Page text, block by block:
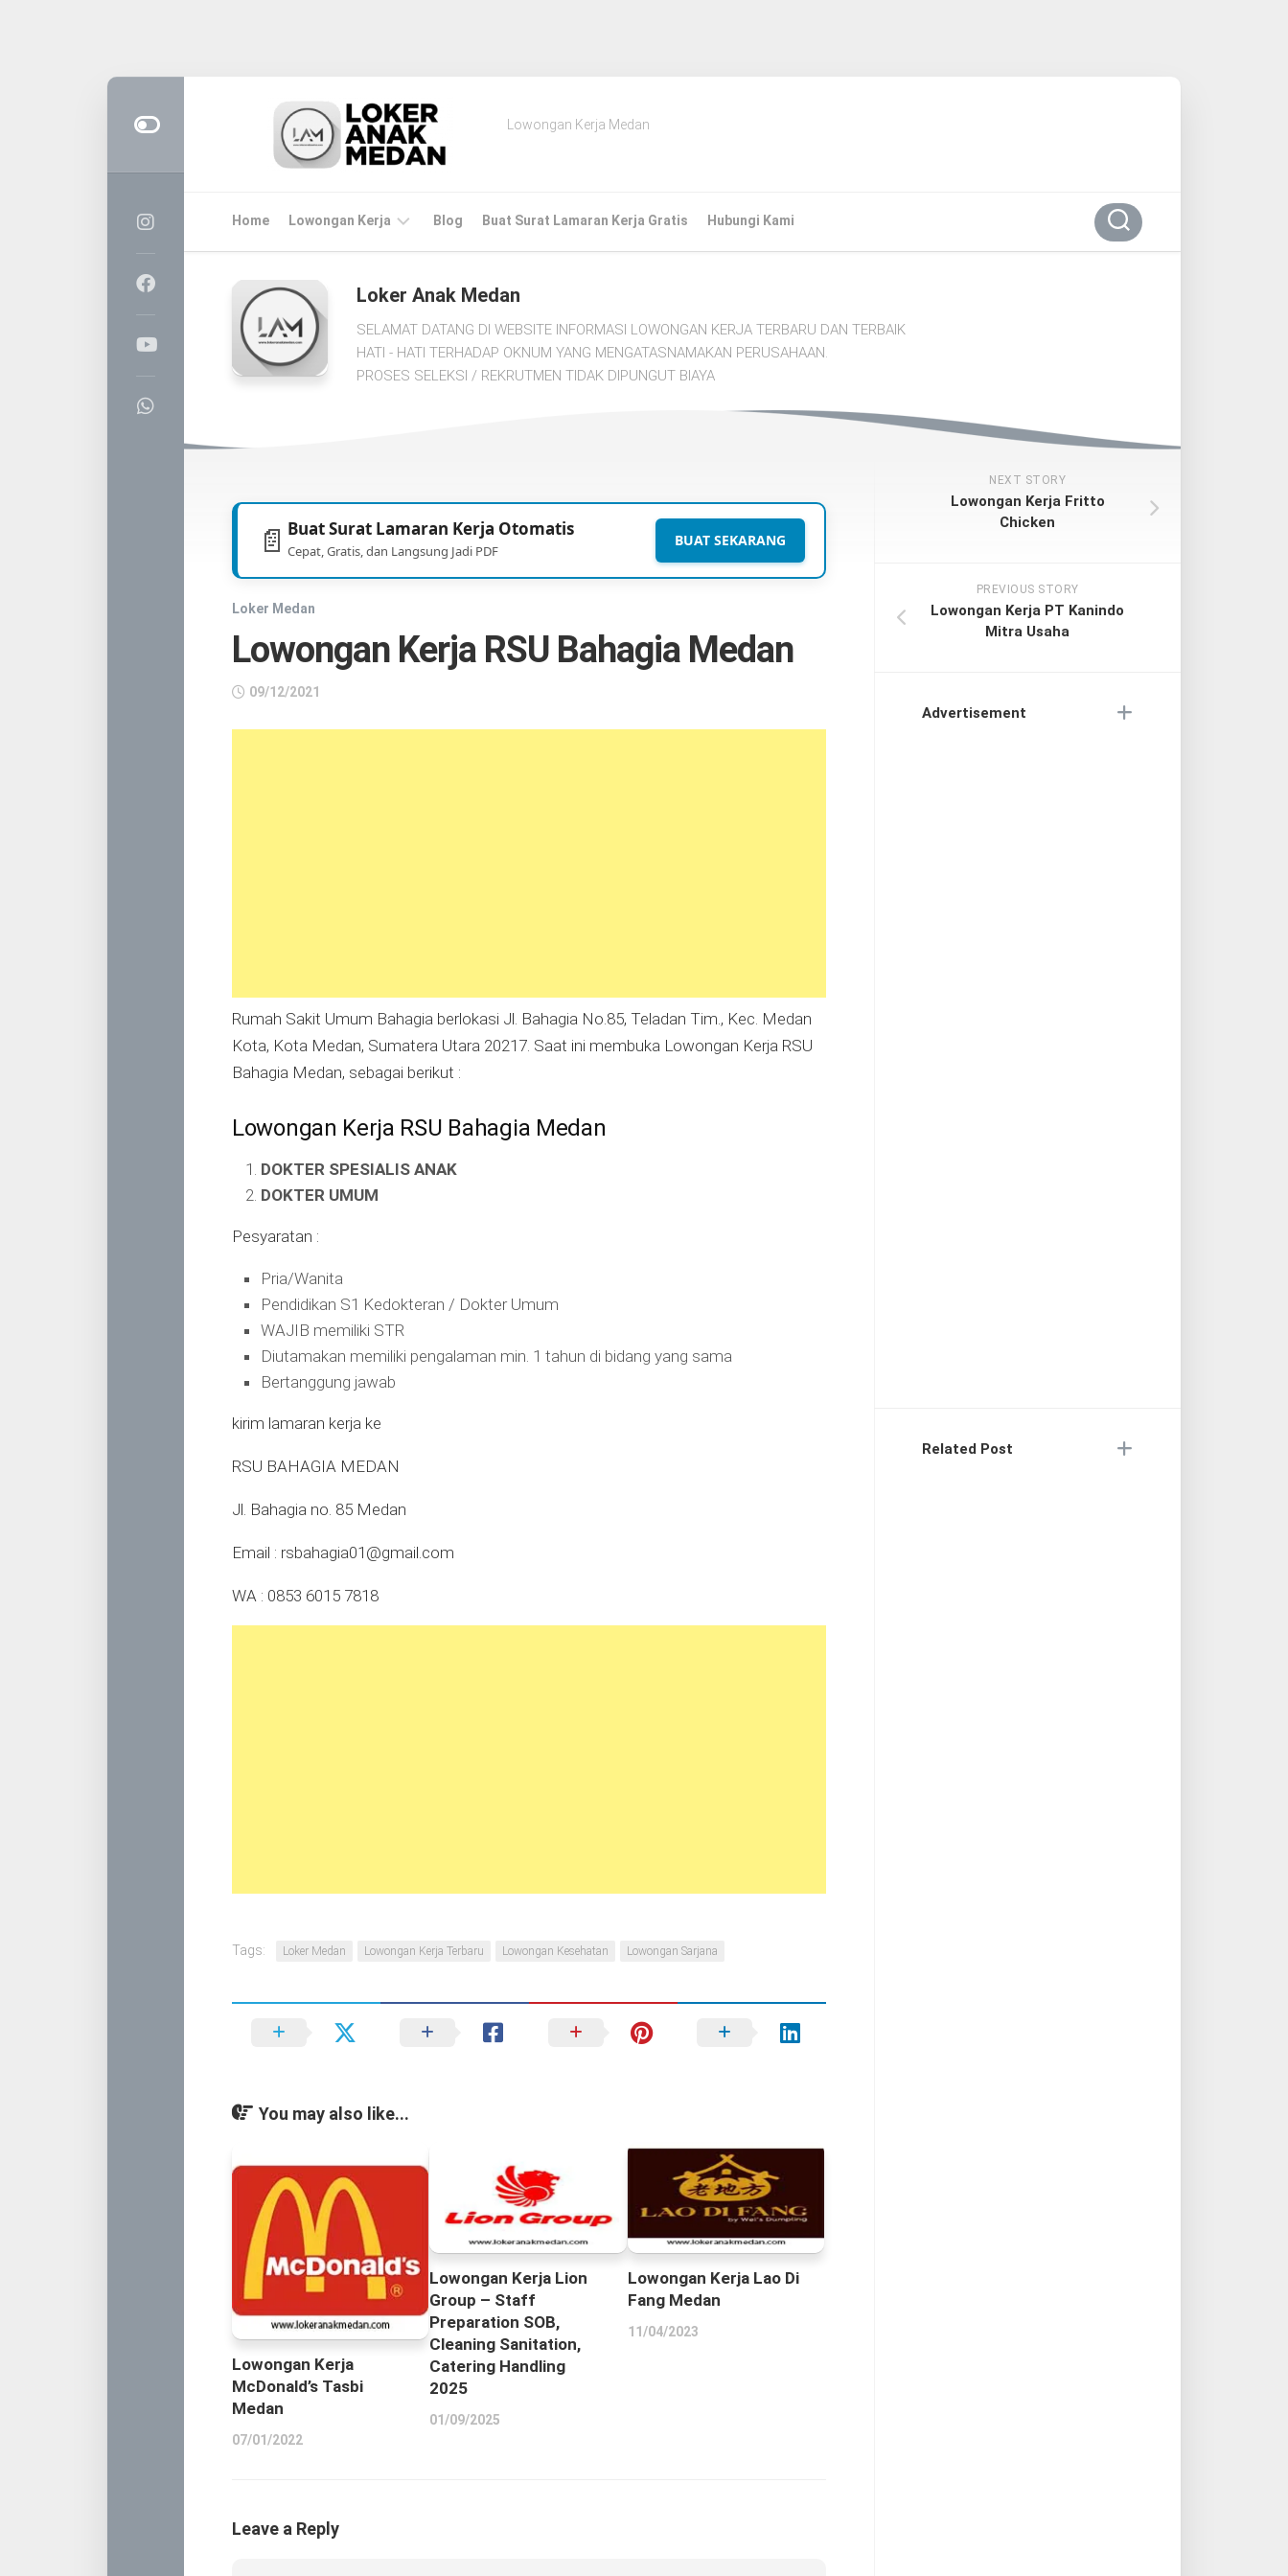
Lowongan Kerja Medan
Home Lowongan Kerja
MEDAN
CPNS
PPPK
Blog Buat Surat Lamaran Kerja Gratis Hubungi Kami
Loker Anak Medan
SELAMAT DATANG DI WEBSITE INFORMASI LOWONGAN KERJA TERBARU DAN TERBAIK
HATI - HATI TERHADAP OKNUM YANG MENGATASNAMAKAN PERUSAHAAN.
PROSES SELEKSI / REKRUTMEN TIDAK DIPUNGUT BIAYA
📄 Buat Surat Lamaran Kerja Otomatis
Cepat, Gratis, dan Langsung Jadi PDF
BUAT SEKARANG
Loker Medan
Lowongan Kerja RSU Bahagia Medan
09/12/2021
Rumah Sakit Umum Bahagia berlokasi Jl. Bahagia No.85, Teladan Tim., Kec. Medan
Kota, Kota Medan, Sumatera Utara 20217. Saat ini membuka Lowongan Kerja RSU
Bahagia Medan, sebagai berikut :
Lowongan Kerja RSU Bahagia Medan
DOKTER SPESIALIS ANAK
DOKTER UMUM
Pesyaratan :
Pria/Wanita
Pendidikan S1 Kedokteran / Dokter Umum
WAJIB memiliki STR
Diutamakan memiliki pengalaman min. 1 tahun di bidang yang sama
Bertanggung jawab
kirim lamaran kerja ke
RSU BAHAGIA MEDAN
Jl. Bahagia no. 85 Medan
Email : rsbahagia01@gmail.com
WA : 0853 6015 7818
Tags: Loker Medan Lowongan Kerja Terbaru Lowongan Kesehatan Lowongan Sarjana
You may also like...
Lowongan Kerja
McDonald’s Tasbi
Medan
07/01/2022
Lowongan Kerja Lion
Group – Staff
Preparation SOB,
Cleaning Sanitation,
Catering Handling
2025
01/09/2025
Lowongan Kerja Lao Di
Fang Medan
11/04/2023
Leave a Reply
NEXT STORY
Lowongan Kerja Fritto
Chicken
PREVIOUS STORY
Lowongan Kerja PT Kanindo
Mitra Usaha
Advertisement
Related Post